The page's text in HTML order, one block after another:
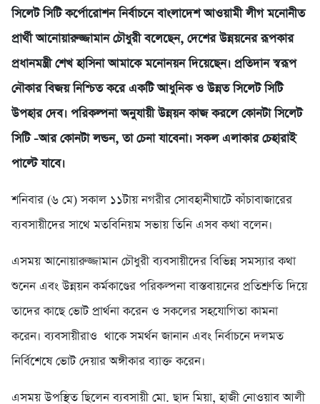
সিলেট সিটি কর্পোরোশন নির্বাচনে বাংলাদেশ আওয়ামী লীগ মনোনীত
প্রার্থী আনোয়ারুজ্জামান চৌধুরী বলেছেন, দেশের উন্নয়নের রূপকার
প্রধানমন্ত্রী শেখ হাসিনা আমাকে মনোনয়ন দিয়েছেন। প্রতিদান স্বরূপ
নৌকার বিজয় নিশ্চিত করে একটি আধুনিক ও উন্নত সিলেট সিটি
উপহার দেব। পরিকল্পনা অনুযায়ী উন্নয়ন কাজ করলে কোনটা সিলেট
সিটি -আর কোনটা লন্ডন, তা চেনা যাবেনা। সকল এলাকার চেহারাই
পাল্টে যাবে।
শনিবার (৬ মে) সকাল ১১টায় নগরীর সোবহানীঘাটে কাঁচাবাজারের
ব্যবসায়ীদের সাথে মতবিনিয়ম সভায় তিনি এসব কথা বলেন।
এসময় আনোয়ারুজ্জামান চৌধুরী ব্যবসায়ীদের বিভিন্ন সমস্যার কথা
শুনেন এবং উন্নয়ন কর্মকাণ্ডের পরিকল্পনা বাস্তবায়নের প্রতিশ্রুতি দিয়ে
তাদের কাছে ভোট প্রার্থনা করেন ও সকলের সহযোগিতা কামনা
করেন। ব্যবসায়ীরাও থাকে সমর্থন জানান এবং নির্বাচনে দলমত
নির্বিশেষে ভোট দেয়ার অঙ্গীকার ব্যাক্ত করেন।
এসময় উপস্থিত ছিলেন ব্যবসায়ী মো. ছাদ মিয়া, হাজী নোওয়াব আলী